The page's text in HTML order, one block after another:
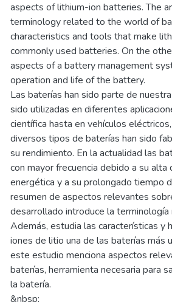
aspects of lithium-ion batteries. The
terminology related to the world of
characteristics and tools that make
commonly used batteries. On the
aspects of a battery management
operation and life of the battery.
Las baterías han sido parte de
sido utilizadas en diferentes
científica hasta en vehículos
diversos tipos de baterías han sido
su rendimiento. En la actualidad las
con mayor frecuencia debido a su
energética y a su prolongado tiempo
resumen de aspectos relevantes
desarrollado introduce la
Además, estudia las características y
iones de litio una de las baterías más
este estudio menciona aspectos
baterías, herramienta necesaria para
la batería.
&nbsp;